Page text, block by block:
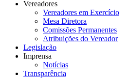
Vereadores
Vereadores em Exercício
Mesa Diretora
Comissões Permanentes
Atribuições do Vereador
Legislação
Imprensa
Notícias
Transparência